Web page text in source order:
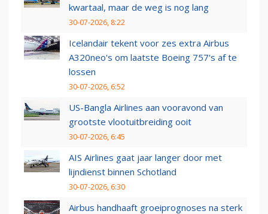
kwartaal, maar de weg is nog lang
30-07-2026, 8:22
Icelandair tekent voor zes extra Airbus
A320neo's om laatste Boeing 757's af te
lossen
30-07-2026, 6:52
US-Bangla Airlines aan vooravond van
grootste vlootuitbreiding ooit
30-07-2026, 6:45
AIS Airlines gaat jaar langer door met
lijndienst binnen Schotland
30-07-2026, 6:30
Airbus handhaaft groeiprognoses na sterk